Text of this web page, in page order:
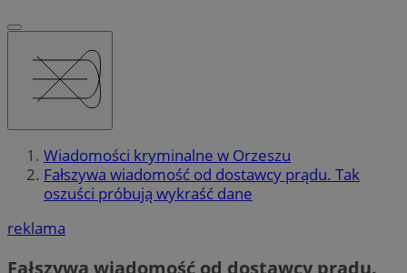
Wiadomości kryminalne w Orzeszu
Fałszywa wiadomość od dostawcy prądu. Tak
oszuści próbują wykraść dane
reklama
Fałszywa wiadomość od dostawcy prądu.